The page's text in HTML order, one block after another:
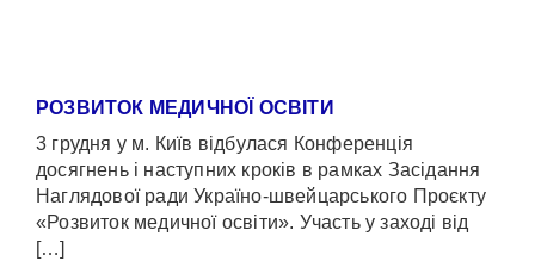
РОЗВИТОК МЕДИЧНОЇ ОСВІТИ
3 грудня у м. Київ відбулася Конференція
досягнень і наступних кроків в рамках Засідання
Наглядової ради Україно-швейцарського Проєкту
«Розвиток медичної освіти». Участь у заході від
[…]